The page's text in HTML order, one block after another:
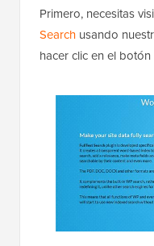
Primero, necesitas
Search usando
hacer clic en el botón